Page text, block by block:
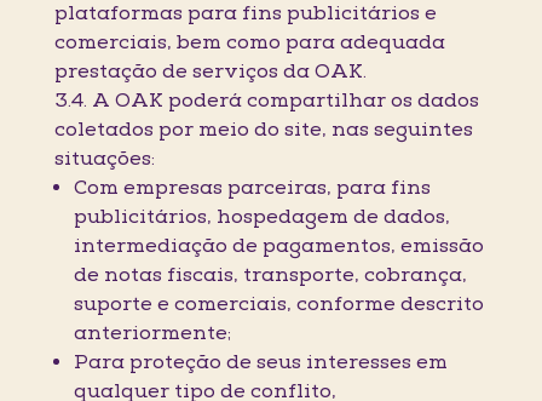
plataformas para fins publicitários e
comerciais, bem como para adequada
prestação de serviços da OAK.
3.4. A OAK poderá compartilhar os dados
coletados por meio do site, nas seguintes
situações:
Com empresas parceiras, para fins
publicitários, hospedagem de dados,
intermediação de pagamentos, emissão
de notas fiscais, transporte, cobrança,
suporte e comerciais, conforme descrito
anteriormente;
Para proteção de seus interesses em
qualquer tipo de conflito,